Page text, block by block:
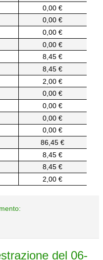
0,00 €
0,00 €
0,00 €
0,00 €
8,45 €
8,45 €
2,00 €
0,00 €
0,00 €
0,00 €
0,00 €
86,45 €
8,45 €
8,45 €
2,00 €
del 06-